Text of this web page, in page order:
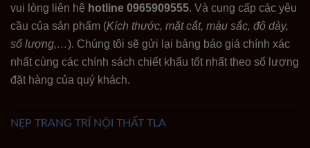
vui lòng liên hệ hotline 0965909555. Và cung cấp các yêu
cầu của sản phẩm (Kích thước, mặt cắt, màu sắc, độ dày,
số lượng,…). Chúng tôi sẽ gửi lại bảng báo giá chính xác
nhất cùng các chính sách chiết khấu tốt nhất theo số lượng
đặt hàng của quý khách.
NẸP TRANG TRÍ NỘI THẤT TLA